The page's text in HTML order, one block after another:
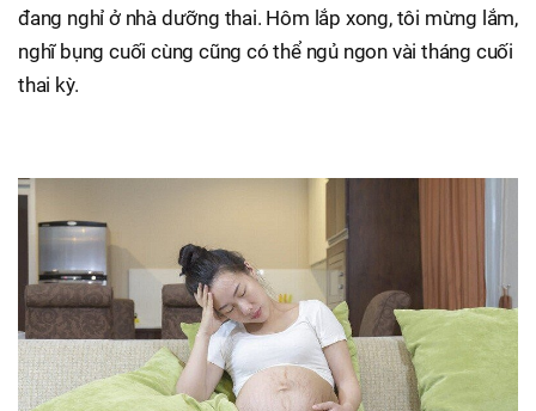
đang nghỉ ở nhà dưỡng thai. Hôm lắp xong, tôi mừng lắm,
nghĩ bụng cuối cùng cũng có thể ngủ ngon vài tháng cuối
thai kỳ.